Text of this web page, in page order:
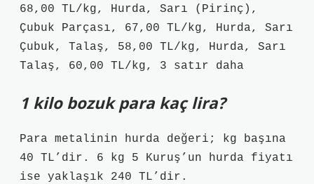
68,00 TL/kg, Hurda, Sarı (Pirinç),
Çubuk Parçası, 67,00 TL/kg, Hurda, Sarı
Çubuk, Talaş, 58,00 TL/kg, Hurda, Sarı
Talaş, 60,00 TL/kg, 3 satır daha
1 kilo bozuk para kaç lira?
Para metalinin hurda değeri; kg başına
40 TL’dir. 6 kg 5 Kuruş’un hurda fiyatı
ise yaklaşık 240 TL’dir.